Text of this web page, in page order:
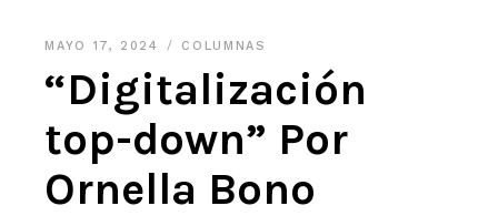
MAYO 17, 2024 COLUMNAS
“Digitalización
top-down” Por
Ornella Bono